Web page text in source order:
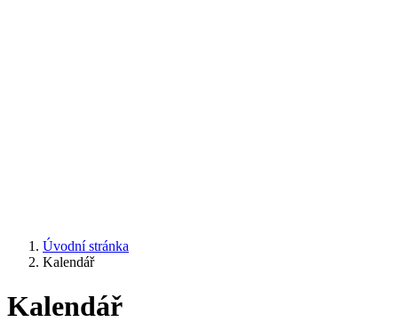
Úvodní stránka
Kalendář
Kalendář